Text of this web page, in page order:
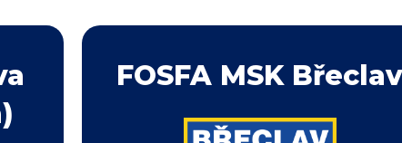
FOSFA MSK Břeclav